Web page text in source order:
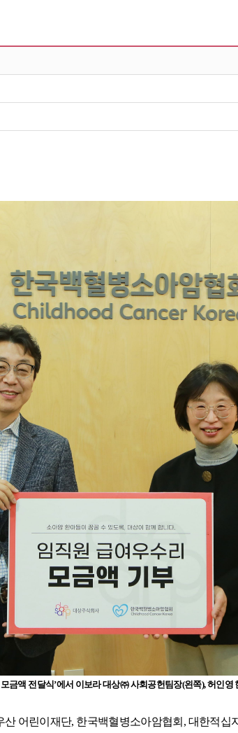
금액 전달식’에서 이보라 대상㈜ 사회공헌팀장(왼쪽),허인영
산 어린이재단, 한국백혈병소아암협회 , 대한적십